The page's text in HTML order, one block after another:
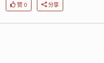
赞 0 分享